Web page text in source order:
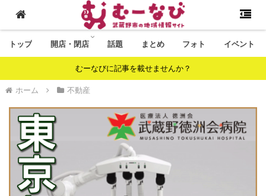
トップ 開店・閉店 話題 まとめ フォト イベント
むーなびに記事を載せませんか？
ホーム 不動産